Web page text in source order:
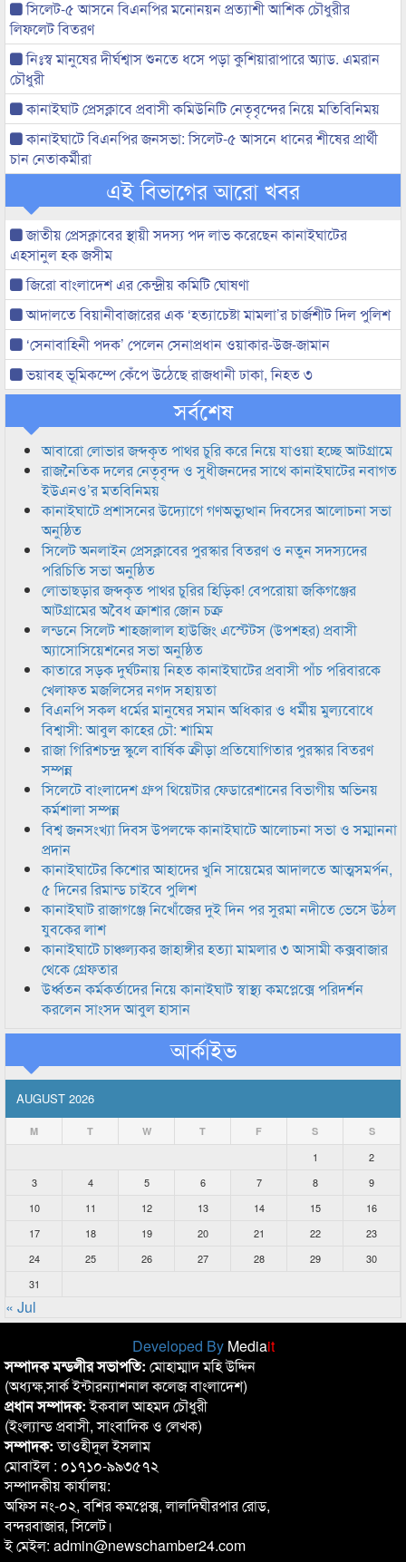
সিলেট-৫ আসনে বিএনপির মনোনয়ন প্রত্যাশী আশিক চৌধুরীর
লিফলেট বিতরণ
নিঃস্ব মানুষের দীর্ঘশ্বাস শুনতে ধসে পড়া কুশিয়ারাপারে অ্যাড. এমরান
চৌধুরী
কানাইঘাট প্রেসক্লাবে প্রবাসী কমিউনিটি নেতৃবৃন্দের নিয়ে মতিবিনিময়
কানাইঘাটে বিএনপির জনসভা: সিলেট-৫ আসনে ধানের শীষের প্রার্থী
চান নেতাকর্মীরা
এই বিভাগের আরো খবর
জাতীয় প্রেসক্লাবের স্থায়ী সদস্য পদ লাভ করেছেন কানাইঘাটের
এহসানুল হক জসীম
জিরো বাংলাদেশ এর কেন্দ্রীয় কমিটি ঘোষণা
আদালতে বিয়ানীবাজারের এক ‘হত্যাচেষ্টা মামলা’র চার্জশীট দিল পুলিশ
‘সেনাবাহিনী পদক’ পেলেন সেনাপ্রধান ওয়াকার-উজ-জামান
ভয়াবহ ভূমিকম্পে কেঁপে উঠেছে রাজধানী ঢাকা, নিহত ৩
সর্বশেষ
আবারো লোভার জব্দকৃত পাথর চুরি করে নিয়ে যাওয়া হচ্ছে আটগ্রামে
রাজনৈতিক দলের নেতৃবৃন্দ ও সুধীজনদের সাথে কানাইঘাটের নবাগত
ইউএনও’র মতবিনিময়
কানাইঘাটে প্রশাসনের উদ্যোগে গণঅভ্যুত্থান দিবসের আলোচনা সভা
অনুষ্ঠিত
সিলেট অনলাইন প্রেসক্লাবের পুরস্কার বিতরণ ও নতুন সদস্যদের
পরিচিতি সভা অনুষ্ঠিত
লোভাছড়ার জব্দকৃত পাথর চুরির হিড়িক! বেপরোয়া জকিগঞ্জের
আটগ্রামের অবৈধ ক্রাশার জোন চক্র
লন্ডনে সিলেট শাহজালাল হাউজিং এস্টেটস (উপশহর) প্রবাসী
অ্যাসোসিয়েশনের সভা অনুষ্ঠিত
কাতারে সড়ক দুর্ঘটনায় নিহত কানাইঘাটের প্রবাসী পাঁচ পরিবারকে
খেলাফত মজলিসের নগদ সহায়তা
বিএনপি সকল ধর্মের মানুষের সমান অধিকার ও ধর্মীয় মুল্যবোধে
বিশ্বাসী: আবুল কাহের চৌ: শামিম
রাজা গিরিশচন্দ্র স্কুলে বার্ষিক ক্রীড়া প্রতিযোগিতার পুরস্কার বিতরণ
সম্পন্ন
সিলেটে বাংলাদেশ গ্রুপ থিয়েটার ফেডারেশানের বিভাগীয় অভিনয়
কর্মশালা সম্পন্ন
বিশ্ব জনসংখ্যা দিবস উপলক্ষে কানাইঘাটে আলোচনা সভা ও সম্মাননা
প্রদান
কানাইঘাটের কিশোর আহাদের খুনি সায়েমের আদালতে আত্মসমর্পন,
৫ দিনের রিমান্ড চাইবে পুলিশ
কানাইঘাট রাজাগঞ্জে নিখোঁজের দুই দিন পর সুরমা নদীতে ভেসে উঠল
যুবকের লাশ
কানাইঘাটে চাঞ্চল্যকর জাহাঙ্গীর হত্যা মামলার ৩ আসামী কক্সবাজার
থেকে গ্রেফতার
উর্ধ্বতন কর্মকর্তাদের নিয়ে কানাইঘাট স্বাস্থ্য কমপ্লেক্সে পরিদর্শন
করলেন সাংসদ আবুল হাসান
আর্কাইভ
AUGUST 2026
M T W T F S S
1
2
3
4 5 6 7 8
9
10
11 12 13 14 15
16
17
18 19 20 21 22
23
24
25 26 27 28 29
30
31
« Jul
Developed By Mediait
সম্পাদক মন্ডলীর সভাপতি: মোহাম্মাদ মহি উদ্দিন
(অধ্যক্ষ,সার্ক ইন্টারন্যাশনাল কলেজ বাংলাদেশ)
প্রধান সম্পাদক:ইকবাল আহমদ চৌধুরী
(ইংল্যান্ড প্রবাসী, সাংবাদিক ও লেখক)
সম্পাদক:তাওহীদুল ইসলাম
মোবাইল : ০১৭১০-৯৯৩৫৭২
সম্পাদকীয় কার্যালয়:
অফিস নং-০২, বশির কমপ্লেক্স, লালদিঘীরপার রোড,
বন্দরবাজার, সিলেট।
ই মেইল: admin@newschamber24.com